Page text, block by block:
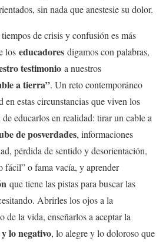
sin nada que anestesie su dolor.
de crisis y confusión es más
los educadores digamos con palabras,
testimonio a nuestros
a tierra”. Un reto contemporáneo
en estas circunstancias que viven los
educarlos en realidad: tirar un cable a
de posverdades, informaciones
pérdida de sentido y desorientación,
fácil” o fama vacía, y aprender
que tiene las pistas para buscar las
Abrirles los ojos a la
de la vida, enseñarlos a aceptar la
lo negativo, lo alegre y lo doloroso que